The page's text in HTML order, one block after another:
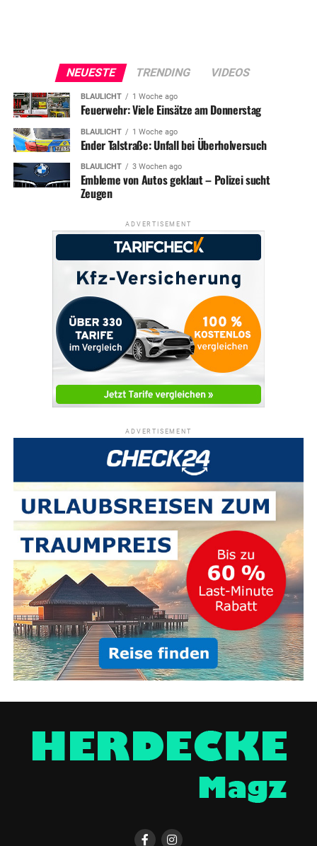
NEUESTE TRENDING VIDEOS
BLAULICHT 1 Woche ago
Feuerwehr: Viele Einsätze am Donnerstag
BLAULICHT 1 Woche ago
Ender Talstraße: Unfall bei Überholversuch
BLAULICHT 3 Wochen ago
Embleme von Autos geklaut – Polizei sucht
Zeugen
ADVERTISEMENT
ADVERTISEMENT